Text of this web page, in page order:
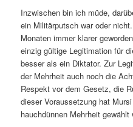
Inzwischen bin ich müde,
ein Militärputsch war oder
Monaten immer klarer
einzig gültige Legitimation für
besser als ein Diktator. Zur
der Mehrheit auch noch die
Respekt vor dem Gesetz, die
dieser Voraussetzung hat
hauchdünnen Mehrheit gewählt